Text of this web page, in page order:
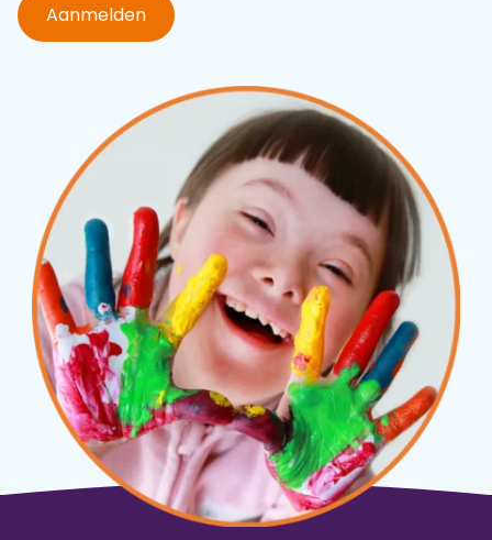
Aanmelden